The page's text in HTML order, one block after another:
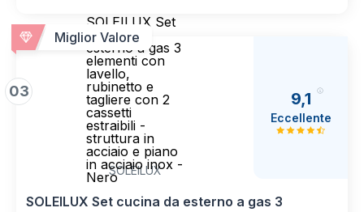
Miglior Valore
03
SOLEILUX Set
cucina da
esterno a gas 3
elementi con
lavello,
rubinetto e
tagliere con 2
cassetti
estraibili -
struttura in
acciaio e piano
in acciaio inox -
NeroSOLEILUX
9,1
Eccellente
SOLEILUX Set cucina da esterno a gas 3